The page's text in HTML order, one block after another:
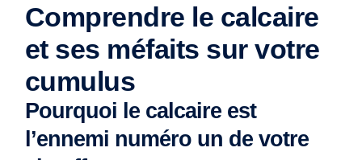
Comprendre le calcaire
et ses méfaits sur votre
cumulus
Pourquoi le calcaire est
l’ennemi numéro un de votre